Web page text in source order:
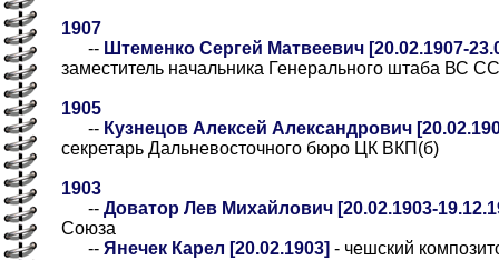
1907
-- Штеменко Сергей Матвеевич [20.02.1907-
заместитель начальника Генерального штаба ВС
1905
-- Кузнецов Алексей Александрович
секретарь Дальневосточного бюро ЦК ВКП(б)
1903
-- Доватор Лев Михайлович [20.02.1903-
Союза
-- Янечек Карел [20.02.1903] - чешский